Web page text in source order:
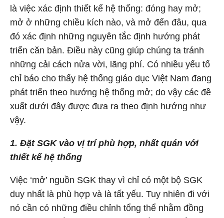
là việc xác định thiết kế hệ thống: đóng hay mở;
mở ở những chiều kích nào, và mở đến đâu, qua
đó xác định những nguyên tắc định hướng phát
triển căn bản. Điều này cũng giúp chúng ta tránh
những cải cách nửa vời, lãng phí. Có nhiều yếu tố
chỉ báo cho thấy hệ thống giáo dục Việt Nam đang
phát triển theo hướng hệ thống mở; do vậy các đề
xuất dưới đây được đưa ra theo định hướng như
vậy.
1. Đặt SGK vào vị trí phù hợp, nhất quán với
thiết kế hệ thống
Việc ‘mở’ nguồn SGK thay vì chỉ có một bộ SGK
duy nhất là phù hợp và là tất yếu. Tuy nhiên đi với
nó cần có những điều chỉnh tổng thể nhằm đồng